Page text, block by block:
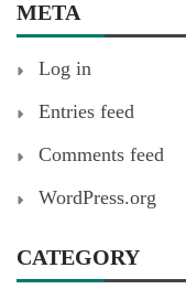
META
Log in
Entries feed
Comments feed
WordPress.org
CATEGORY